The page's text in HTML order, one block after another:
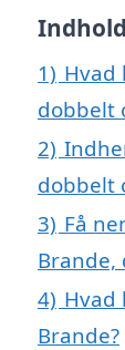
1) Hvad
dobbelt
2)
dobbelt
3) Få
4) Hvad
Brande?